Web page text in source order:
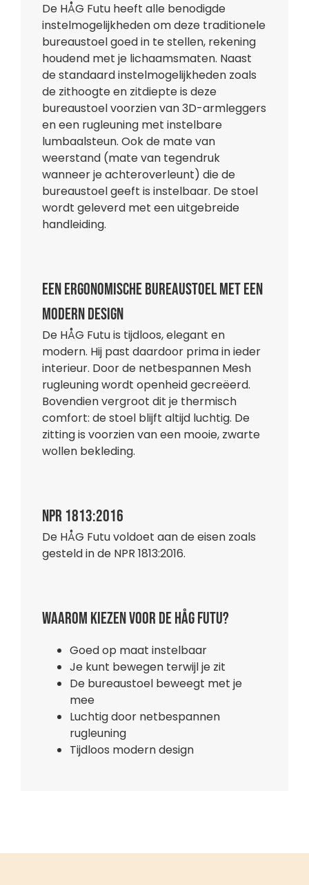
De HÅG Futu heeft alle benodigde
instelmogelijkheden om deze traditionele
bureaustoel goed in te stellen, rekening
houdend met je lichaamsmaten. Naast
de standaard instelmogelijkheden zoals
de zithoogte en zitdiepte is deze
bureaustoel voorzien van 3D-armleggers
en een rugleuning met instelbare
lumbaalsteun. Ook de mate van
weerstand (mate van tegendruk
wanneer je achteroverleunt) die de
bureaustoel geeft is instelbaar. De stoel
wordt geleverd met een uitgebreide
handleiding.
Een ergonomische bureaustoel met een
modern design
De HÅG Futu is tijdloos, elegant en
modern. Hij past daardoor prima in ieder
interieur. Door de netbespannen Mesh
rugleuning wordt openheid gecreëerd.
Bovendien vergroot dit je thermisch
comfort: de stoel blijft altijd luchtig. De
zitting is voorzien van een mooie, zwarte
wollen bekleding.
NPR 1813:2016
De HÅG Futu voldoet aan de eisen zoals
gesteld in de NPR 1813:2016.
Waarom kiezen voor de HÅG Futu?
Goed op maat instelbaar
Je kunt bewegen terwijl je zit
De bureaustoel beweegt met je
mee
Luchtig door netbespannen
rugleuning
Tijdloos modern design